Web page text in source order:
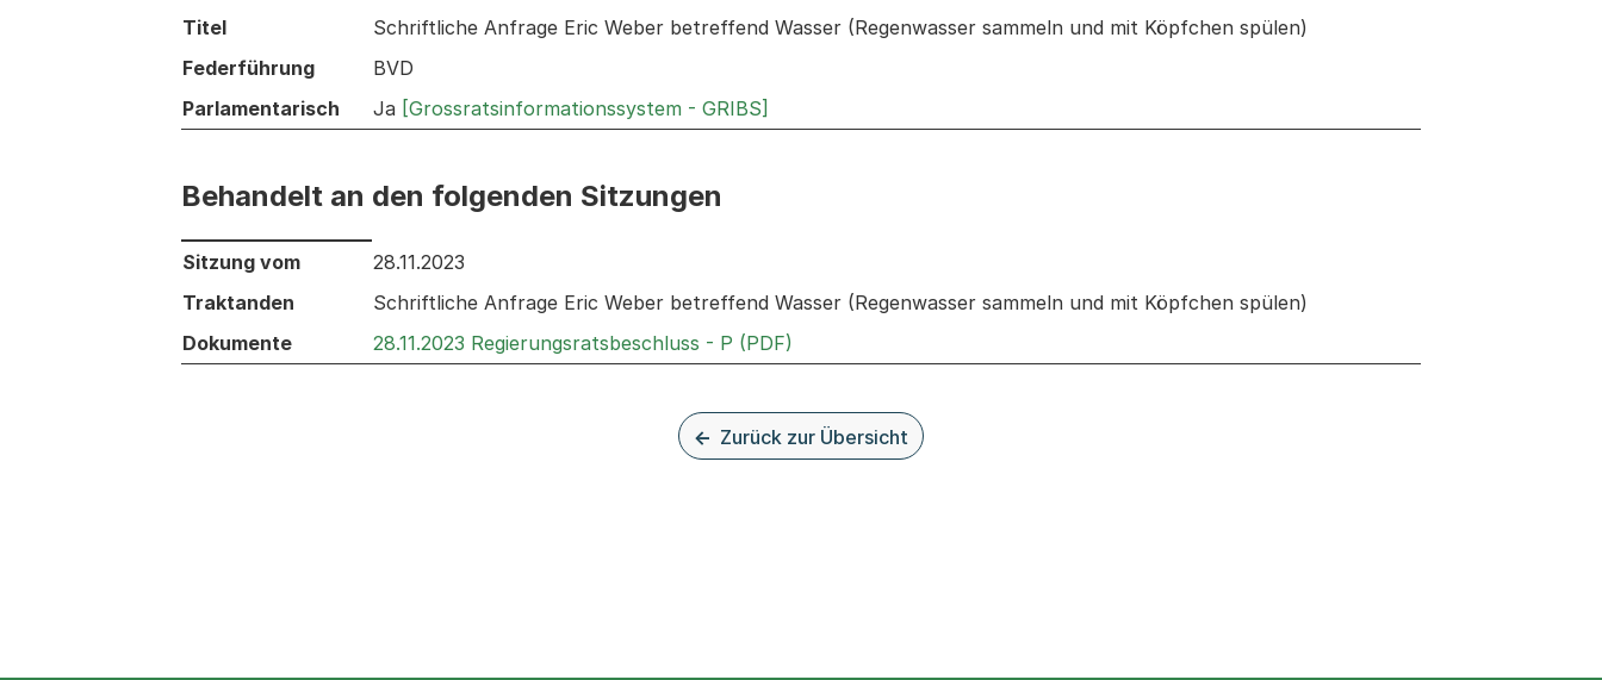
Titel
Schriftliche Anfrage Eric Weber betreffend Wasser (Regenwasser sammeln und mit Köpfchen spülen)
Federführung
BVD
Parlamentarisch
Ja [Grossratsinformationssystem - GRIBS]
Behandelt an den folgenden Sitzungen
Behandelt an den folgenden Sitzungen: Informationen zu den Sitzungen zum Geschäft
Sitzung vom
28.11.2023
Traktanden
Schriftliche Anfrage Eric Weber betreffend Wasser (Regenwasser sammeln und mit Köpfchen spülen)
Dokumente
28.11.2023 Regierungsratsbeschluss - P (PDF)
Zurück zur Übersicht